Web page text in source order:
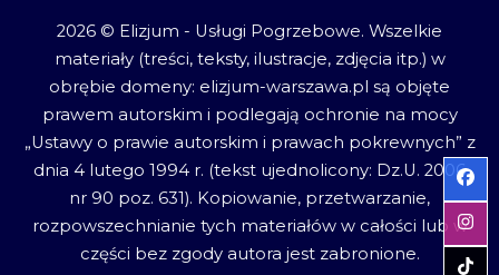
2026 © Elizjum - Usługi Pogrzebowe. Wszelkie
materiały (treści, teksty, ilustracje, zdjęcia itp.) w
obrębie domeny: elizjum-warszawa.pl są objęte
prawem autorskim i podlegają ochronie na mocy
„Ustawy o prawie autorskim i prawach pokrewnych” z
dnia 4 lutego 1994 r. (tekst ujednolicony: Dz.U. 2006
nr 90 poz. 631). Kopiowanie, przetwarzanie,
rozpowszechnianie tych materiałów w całości lub w
części bez zgody autora jest zabronione.